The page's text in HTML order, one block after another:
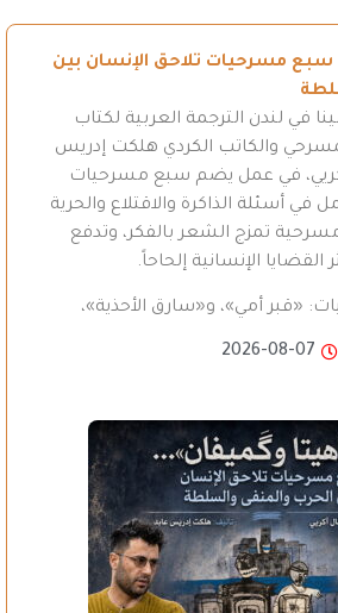
سبع مسرحيات تلاحق الإنسان بين
في لندن الترجمة العربية لكتاب
والكاتب الكردي هلكت إدريس
في عمل يضم سبع مسرحيات
في أسئلة الذاكرة والاقتلاع والحرية
تمزج الشعر بالفكر، وتدفع
القضايا الإنسانية إلحاحاً.
«قبر أمي»، و«سارق الأحذية»،
2026-08-07